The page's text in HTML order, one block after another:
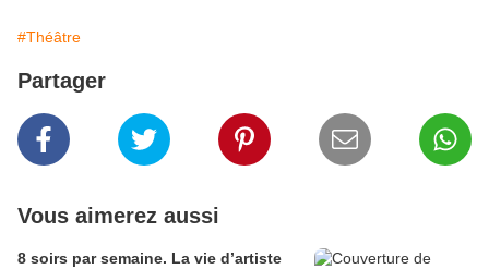
#Théâtre
Partager
Vous aimerez aussi
8 soirs par semaine. La vie d’artiste